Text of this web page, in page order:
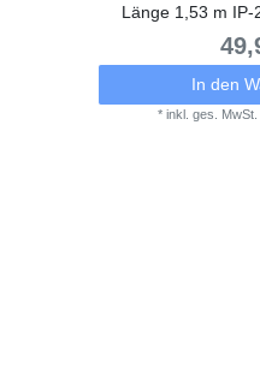
Länge 1,53 m
In den
*inkl. ges. MwSt.